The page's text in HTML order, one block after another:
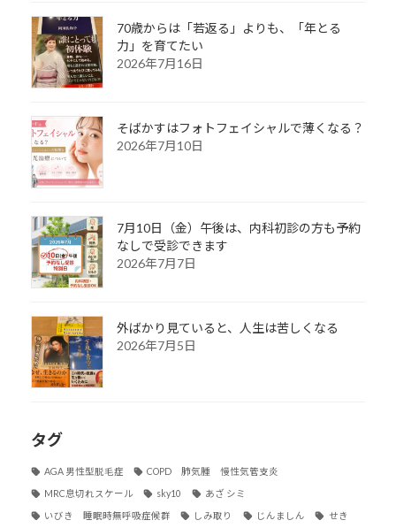
70歳からは「若返る」よりも、「年とる
力」を育てたい
2026年7月16日
そばかすはフォトフェイシャルで薄くなる？
2026年7月10日
7月10日（金）午後は、内科初診の方も予約
なしで受診できます
2026年7月7日
外ばかり見ていると、人生は苦しくなる
2026年7月5日
タグ
AGA 男性型脱毛症 COPD 肺気腫 慢性気管支炎
MRC息切れスケール sky10 あざ シミ
いびき 睡眠時無呼吸症候群 しみ取り じんましん せき